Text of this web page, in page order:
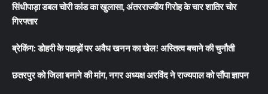
सिंधीपाड़ा डबल चोरी कांड का खुलासा, अंतरराज्यीय गिरोह के चार शातिर चोर
गिरफ्तार
ब्रेकिंग: डोहरी के पहाड़ों पर अवैध खनन का खेल! अस्तित्व बचाने की चुनौती
छतरपुर को जिला बनाने की मांग, नगर अध्यक्ष अरविंद ने राज्यपाल को सौंपा ज्ञापन